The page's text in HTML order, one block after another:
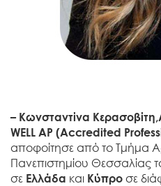
– Κωνσταντίνα
WELL AP (Accredited
αποφοίτησε από το Τμήμα
Πανεπιστημίου Θεσσαλίας
σε Ελλάδα και Κύπρο σε